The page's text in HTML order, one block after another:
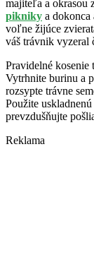
majiteľa a okrasou
pikniky a dokonca
voľne žijúce
váš trávnik vyzeral
Pravidelné
Vytrhnite burinu a
rozsypte trávne
Použite
prevzdušňujte
Reklama